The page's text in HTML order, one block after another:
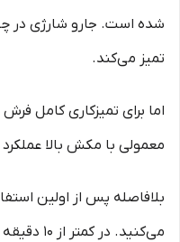
شده است. جارو شارژی در
تمیز می‌کند.
اما برای تمیزکاری کامل فرش
معمولی با مکش بالا
بلافاصله پس از اولین
می‌کنید.